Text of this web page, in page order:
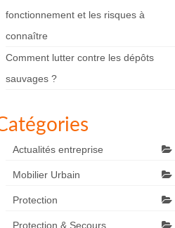
fonctionnement et les risques à
connaître
Comment lutter contre les dépôts
sauvages ?
Actualités entreprise
Mobilier Urbain
Protection
Protection & Secours